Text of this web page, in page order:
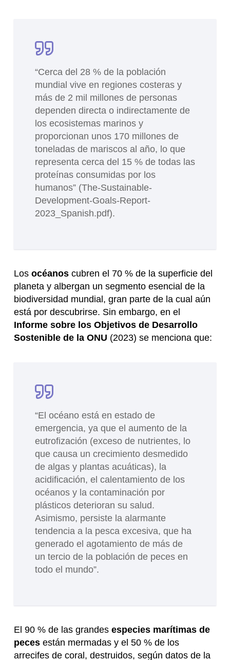
“Cerca del 28 % de la población
mundial vive en regiones costeras y
más de 2 mil millones de personas
dependen directa o indirectamente de
los ecosistemas marinos y
proporcionan unos 170 millones de
toneladas de mariscos al año, lo que
representa cerca del 15 % de todas las
proteínas consumidas por los
humanos” (The-Sustainable-
Development-Goals-Report-
2023_Spanish.pdf).
Los océanoscubren el 70 % de la superficie del
planeta y albergan un segmento esencial de la
biodiversidad mundial, gran parte de la cual aún
está por descubrirse. Sin embargo, en el
Informe sobre los Objetivos de Desarrollo
Sostenible de la ONU (2023) se menciona que:
“El océano está en estado de
emergencia, ya que el aumento de la
eutrofización (exceso de nutrientes, lo
que causa un crecimiento desmedido
de algas y plantas acuáticas), la
acidificación, el calentamiento de los
océanos y la contaminación por
plásticos deterioran su salud.
Asimismo, persiste la alarmante
tendencia a la pesca excesiva, que ha
generado el agotamiento de más de
un tercio de la población de peces en
todo el mundo”.
El 90 % de las grandes especies marítimas de
pecesestán mermadas y el 50 % de los
arrecifes de coral, destruidos, según datos de la